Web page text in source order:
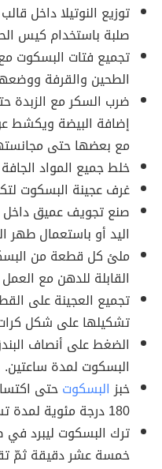
توزيع النوتيلا داخل
صلبة باستخدام كيس
تجميع فتات البسكوت مع
الطحين والقرفة
ضرب السكر مع الزبدة
إضافة البيضة ويكشط
مع بعضها حتى
خلط جميع المواد
غرف عجينة البسكوت
صنع تجويف عميق داخل
اليد أو باستعمال طهر
ملئ كل قطعة من
القابلة للدهن مع العمل
تجميع العجينة على
تشكيلها على شكل
الضغط على أنصاف
البسكوت لمدة ساعتين.
خبزالبسكوتحتى
180 درجة مئوية لمدة تسع إلى عشر دقائق.
ترك البسكوت ليبرد في
خمسة عشر دقيقة ثمّ